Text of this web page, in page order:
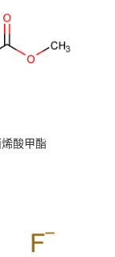
酸甲酯